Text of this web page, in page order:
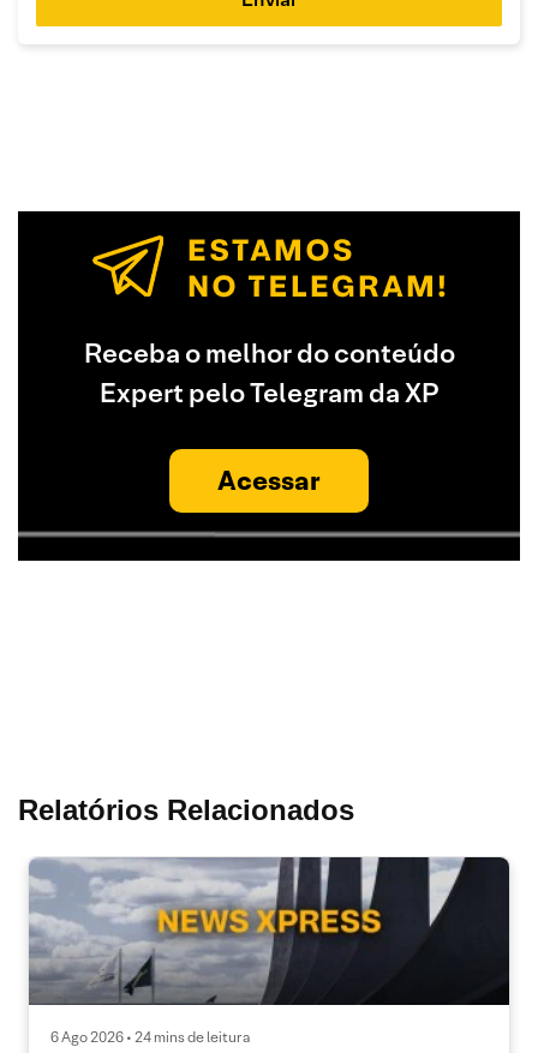
Receba o melhor do conteúdo
Expert pelo Telegram da XP
Acessar
Relatórios Relacionados
6 Ago 2026 • 24 mins de leitura